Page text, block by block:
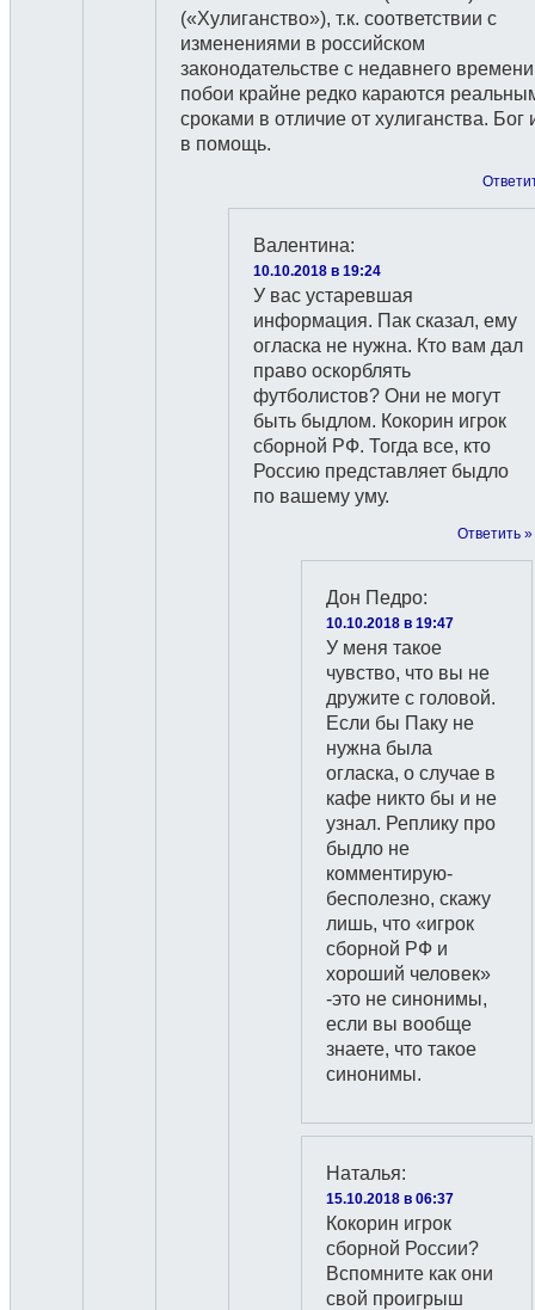
(«Хулиганство»), т.к. соответствии с
изменениями в российском
законодательстве с недавнего времени
побои крайне редко караются
сроками в отличие от хулиганства. Бог
в помощь.
Валентина:
10.10.2018 в 19:24
У вас устаревшая
информация. Пак сказал, ему
огласка не нужна. Кто вам дал
право оскорблять
футболистов? Они не могут
быть быдлом. Кокорин игрок
сборной РФ. Тогда все, кто
Россию представляет быдло
по вашему уму.
Ответить »
Дон Педро:
10.10.2018 в 19:47
У меня такое
чувство, что вы не
дружите с головой.
Если бы Паку не
нужна была
огласка, о случае в
кафе никто бы и не
узнал. Реплику про
быдло не
комментирую-
бесполезно, скажу
лишь, что «игрок
сборной РФ и
хороший человек»
-это не синонимы,
если вы вообще
знаете, что такое
синонимы.
Наталья:
15.10.2018 в 06:37
Кокорин игрок
сборной России?
Вспомните как они
свой проигрыш